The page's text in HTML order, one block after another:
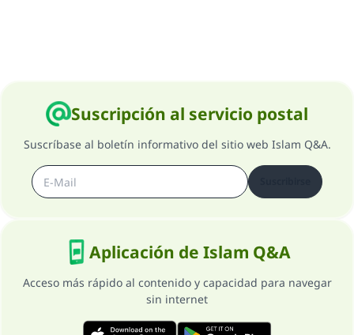
Suscripción al servicio postal
Suscríbase al boletín informativo del sitio web Islam Q&A.
Aplicación de Islam Q&A
Acceso más rápido al contenido y capacidad para navegar
sin internet